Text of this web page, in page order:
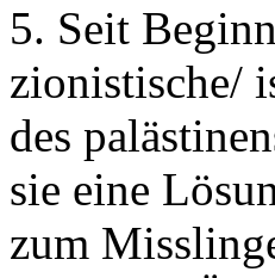
5. Seit
zionistische/
des
sie eine
zum